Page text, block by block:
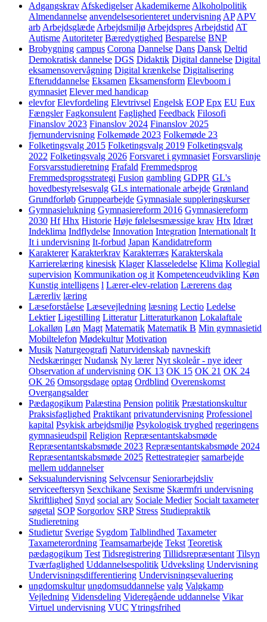
Adgangskrav Afskedigelser Akademikerne Alkoholpolitik
Almendannelse anvendelsesorienteret undervisning AP APV
arb Arbejdsglæde Arbejdsmiljø Arbejdspres Arbejdstid AT
Autisme Autoriteter Bæredygtighed Besparelse BNP
Brobygning campus Corona Dannelse Dans Dansk Deltid
Demokratisk dannelse DGS Didaktik Digital dannelse Digital
eksamensovervågning Digital krænkelse Digitalisering
Efteruddannelse Eksamen Eksamensform Elevboom i
gymnasiet Elever med handicap
elevfor Elevfordeling Elevtrivsel Engelsk EOP Epx EU Eux
Fængsler Fagkonsulent Faglighed Feedback Filosofi
Finanslov 2023 Finanslov 2024 Finanslov 2025
fjernundervisning Folkemøde 2023 Folkemøde 23
Folketingsvalg 2015 Folketingsvalg 2019 Folketingsvalg
2022 Folketingsvalg 2026 Forsvaret i gymnasiet Forsvarslinje
Forsvarsstudieretning Frafald Fremmedsprog
Fremmedsprogsstrategi Fusion gambling GDPR GL's
hovedbestyrelsesvalg GLs internationale arbejde Grønland
Grundforløb Gruppearbejde Gymnasiale suppleringskurser
Gymnasielukning Gymnasiereform 2016 Gymnasiereform
2030 Hf Hhx Historie Høje følelsesmæssige krav Htx Idræt
Indeklima Indflydelse Innovation Integration Internationalt It
It i undervisning It-forbud Japan Kandidatreform
Karakterer Karakterkrav Karakterræs Karakterskala
Karrierelæring kinesisk Klager Klasseledelse Klima Kollegial
supervision Kommunikation og it Kompetenceudvikling Køn
Kunstig intelligens l Lærer-elev-relation Lærerens dag
Lærerliv læring
Læseforståelse Læsevejledning læsning Lectio Ledelse
Lektier Ligestilling Litteratur Litteraturkanon Lokalaftale
Lokalløn Løn Magt Matematik Matematik B Min gymnasietid
Mobiltelefon Mødekultur Motivation
Musik Naturgeografi Naturvidenskab navneskift
Nedskæringer Nudansk Ny lærer Nyt skoleår - nye ideer
Observation af undervisning OK 13 OK 15 OK 21 OK 24
OK 26 Omsorgsdage optag Ordblind Overenskomst
Overgangsalder
Pædagogikum Palæstina Pension politik Præstationskultur
Praksisfaglighed Praktikant privatundervisning Professionel
kapital Psykisk arbejdsmiljø Psykologisk tryghed regeringens
gymnasieudspil Religion Repræsentantskabsmøde
Repræsentantskabsmøde 2023 Repræsentantskabsmøde 2024
Repræsentantskabsmøde 2025 Rettestrategier samarbejde
mellem uddannelser
Seksualundervisning Selvcensur Seniorarbejdsliv
serviceeftersyn Sexchikane Sexisme Skærmfri undervisning
Skriftlighed Snyd social arv Sociale Medier Socialt taxameter
søgetal SOP Sorgorlov SRP Stress Studiepraktik
Studieretning
Studietur Sverige Sygdom Talblindhed Taxameter
Taxameterordning Teamsamarbejde Tekst Teoretisk
pædagogikum Test Tidsregistrering Tillidsrepræsentant Tilsyn
Tværfaglighed Uddannelsespolitik Udveksling Undervisning
Undervisningsdifferentiering Undervisningsevaluering
ungdomskultur ungdomsuddannelse valg Valgkamp
Vejledning Vidensdeling Videregående uddannelse Vikar
Virtuel undervisning VUC Ytringsfrihed